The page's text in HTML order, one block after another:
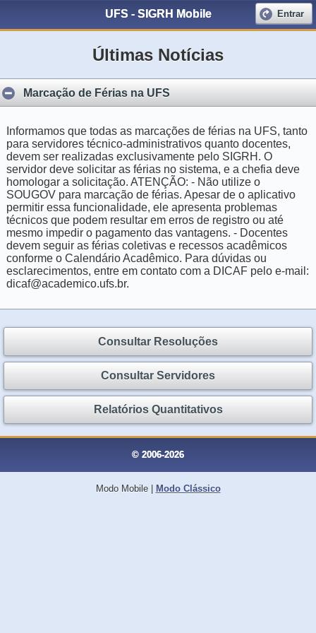
UFS - SIGRH Mobile Entrar
Últimas Notícias
Marcação de Férias na UFS
Informamos que todas as marcações de férias na UFS, tanto
para servidores técnico-administrativos quanto docentes,
devem ser realizadas exclusivamente pelo SIGRH. O
servidor deve solicitar as férias no sistema, e a chefia deve
homologar a solicitação. ATENÇÃO: - Não utilize o
SOUGOV para marcação de férias. Apesar de o aplicativo
permitir essa funcionalidade, ele apresenta problemas
técnicos que podem resultar em erros de registro ou até
mesmo impedir o pagamento das vantagens. - Docentes
devem seguir as férias coletivas e recessos acadêmicos
conforme o Calendário Acadêmico. Para dúvidas ou
esclarecimentos, entre em contato com a DICAF pelo e-mail:
dicaf@academico.ufs.br.
Consultar Resoluções
Consultar Servidores
Relatórios Quantitativos
© 2006-2026
Modo Mobile| Modo Clássico